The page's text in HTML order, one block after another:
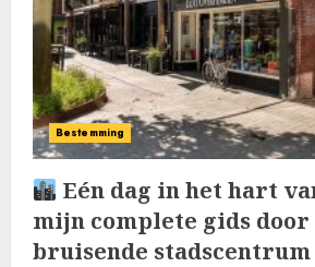
Bestemming
Eén dag in het hart
mijn complete gids door
bruisende stadscentrum